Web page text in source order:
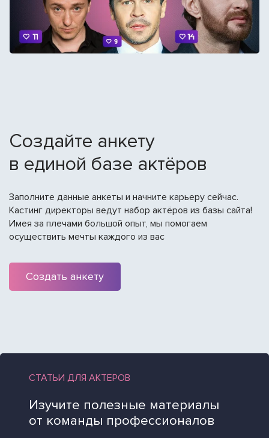
Создайте анкету
в единой базе актёров
Заполните данные анкеты и начните карьеру сейчас.
Кастинг директоры ведут набор актёров из базы сайта!
Имея за плечами большой опыт, мы помогаем
осуществить мечты каждого из вас
Создать анкету
СТАТЬИ ДЛЯ АКТЕРОВ
Изучите полезные материалы
от команды профессионалов